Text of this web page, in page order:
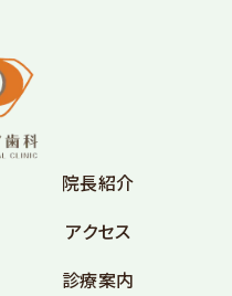
院長紹介
アクセス
診療案内